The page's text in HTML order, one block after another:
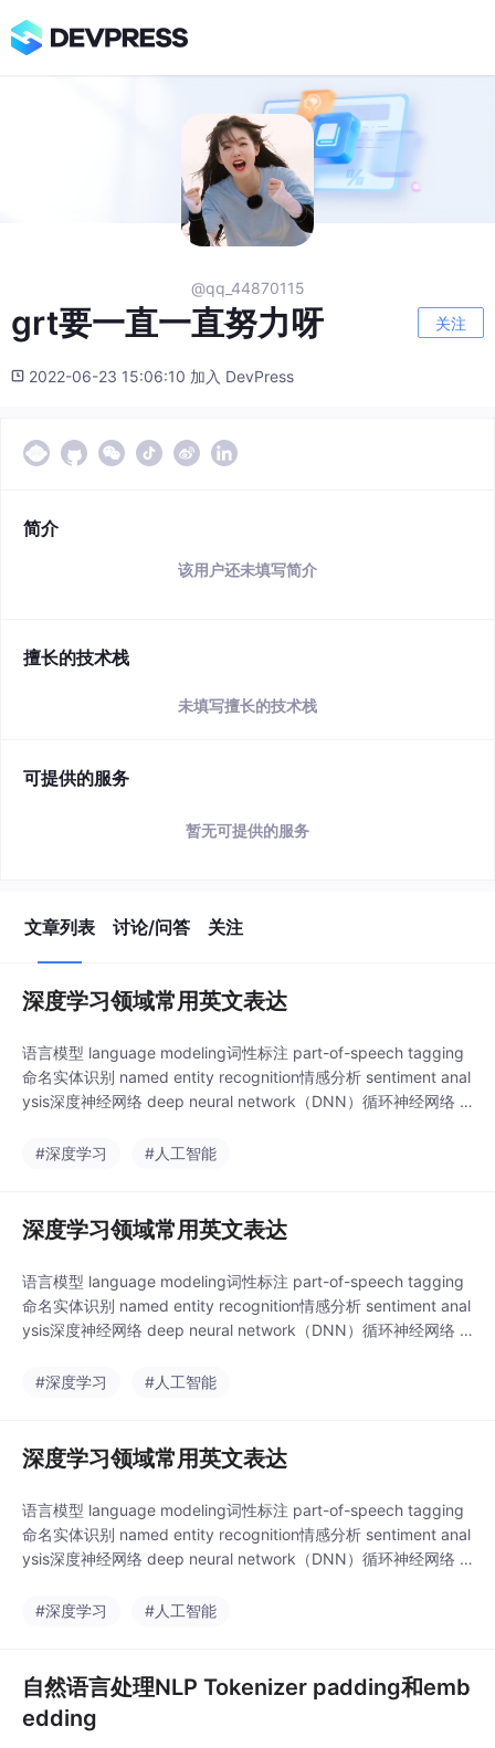
@qq_44870115
grt要一直一直努力呀 关注
2022-06-23 15:06:10 加入 DevPress
简介
该用户还未填写简介
擅长的技术栈
未填写擅长的技术栈
可提供的服务
暂无可提供的服务
文章列表 讨论/问答 关注
深度学习领域常用英文表达
语言模型 language modeling词性标注 part-of-speech tagging
命名实体识别 named entity recognition情感分析 sentiment anal
ysis深度神经网络 deep neural network（DNN）循环神经网络 r
nal LSTM..
#深度学习 #人工智能
深度学习领域常用英文表达
语言模型 language modeling词性标注 part-of-speech tagging
命名实体识别 named entity recognition情感分析 sentiment anal
ysis深度神经网络 deep neural network（DNN）循环神经网络 r
nal LSTM..
#深度学习 #人工智能
深度学习领域常用英文表达
语言模型 language modeling词性标注 part-of-speech tagging
命名实体识别 named entity recognition情感分析 sentiment anal
ysis深度神经网络 deep neural network（DNN）循环神经网络 r
nal LSTM..
#深度学习 #人工智能
自然语言处理NLP Tokenizer padding和emb
edding